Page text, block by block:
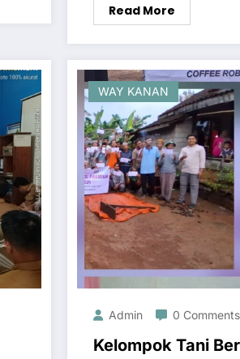
Read More
WAY KANAN
Admin 0 Comments
Kelompok Tani